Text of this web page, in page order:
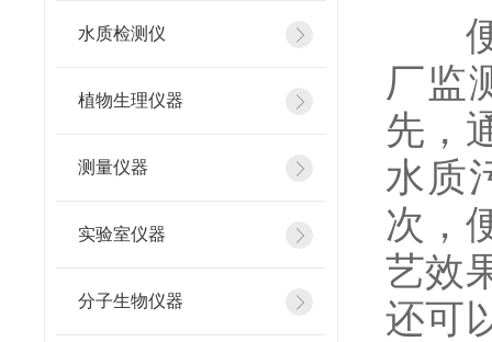
水质检测仪
植物生理仪器
测量仪器
实验室仪器
分子生物仪器
便
厂监
先，
水质
次，
艺效
还可